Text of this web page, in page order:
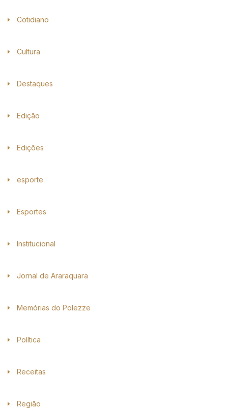
Cotidiano
Cultura
Destaques
Edição
Edições
esporte
Esportes
Institucional
Jornal de Araraquara
Memórias do Polezze
Política
Receitas
Região